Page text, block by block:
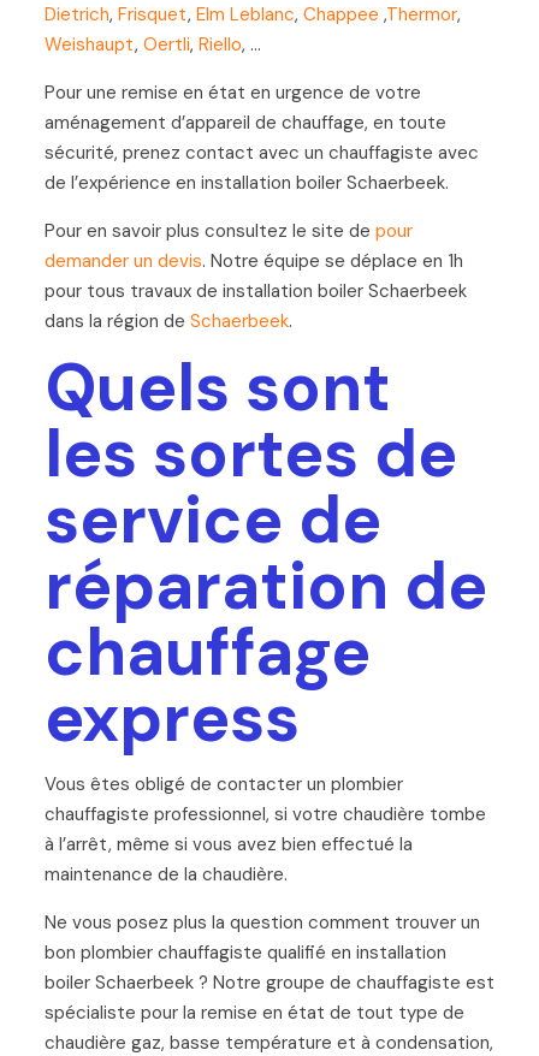
Dietrich, Frisquet, Elm Leblanc, Chappee ,Thermor,
Weishaupt, Oertli, Riello, …
Pour une remise en état en urgence de votre
aménagement d’appareil de chauffage, en toute
sécurité, prenez contact avec un chauffagiste avec
de l’expérience en installation boiler Schaerbeek.
Pour en savoir plus consultez le site de pour
demander un devis. Notre équipe se déplace en 1h
pour tous travaux de installation boiler Schaerbeek
dans la région de Schaerbeek.
Quels sont
les sortes de
service de
réparation de
chauffage
express
Vous êtes obligé de contacter un plombier
chauffagiste professionnel, si votre chaudière tombe
à l’arrêt, même si vous avez bien effectué la
maintenance de la chaudière.
Ne vous posez plus la question comment trouver un
bon plombier chauffagiste qualifié en installation
boiler Schaerbeek ? Notre groupe de chauffagiste est
spécialiste pour la remise en état de tout type de
chaudière gaz, basse température et à condensation,